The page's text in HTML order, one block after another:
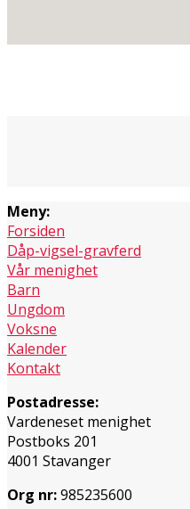
Meny:
Forsiden
Dåp-vigsel-gravferd
Vår menighet
Barn
Ungdom
Voksne
Kalender
Kontakt
Postadresse:
Vardeneset menighet
Postboks 201
4001 Stavanger
Org nr:985235600